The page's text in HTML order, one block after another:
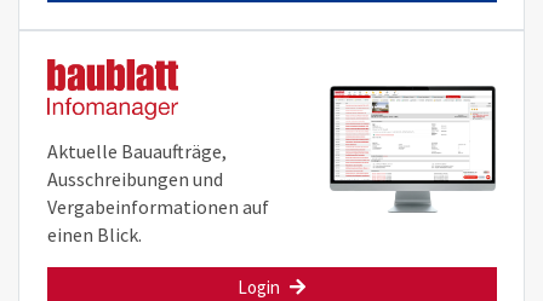
Aktuelle Bauaufträge,
Ausschreibungen und
Vergabeinformationen auf
einen Blick.
Login